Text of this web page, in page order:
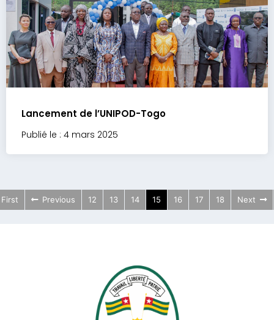
Lancement de l’UNIPOD-Togo
Publié le : 4 mars 2025
First Previous 12 13 14 15 16 17 18 Next